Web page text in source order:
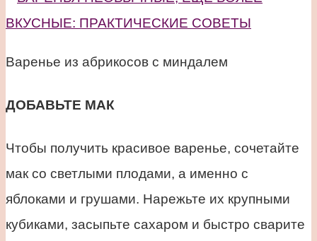
Варенье из абрикосов с миндалем
ДОБАВЬТЕ МАК
Чтобы получить красивое варенье, сочетайте
мак со светлыми плодами, а именно с
яблоками и грушами. Нарежьте их крупными
кубиками, засыпьте сахаром и быстро сварите